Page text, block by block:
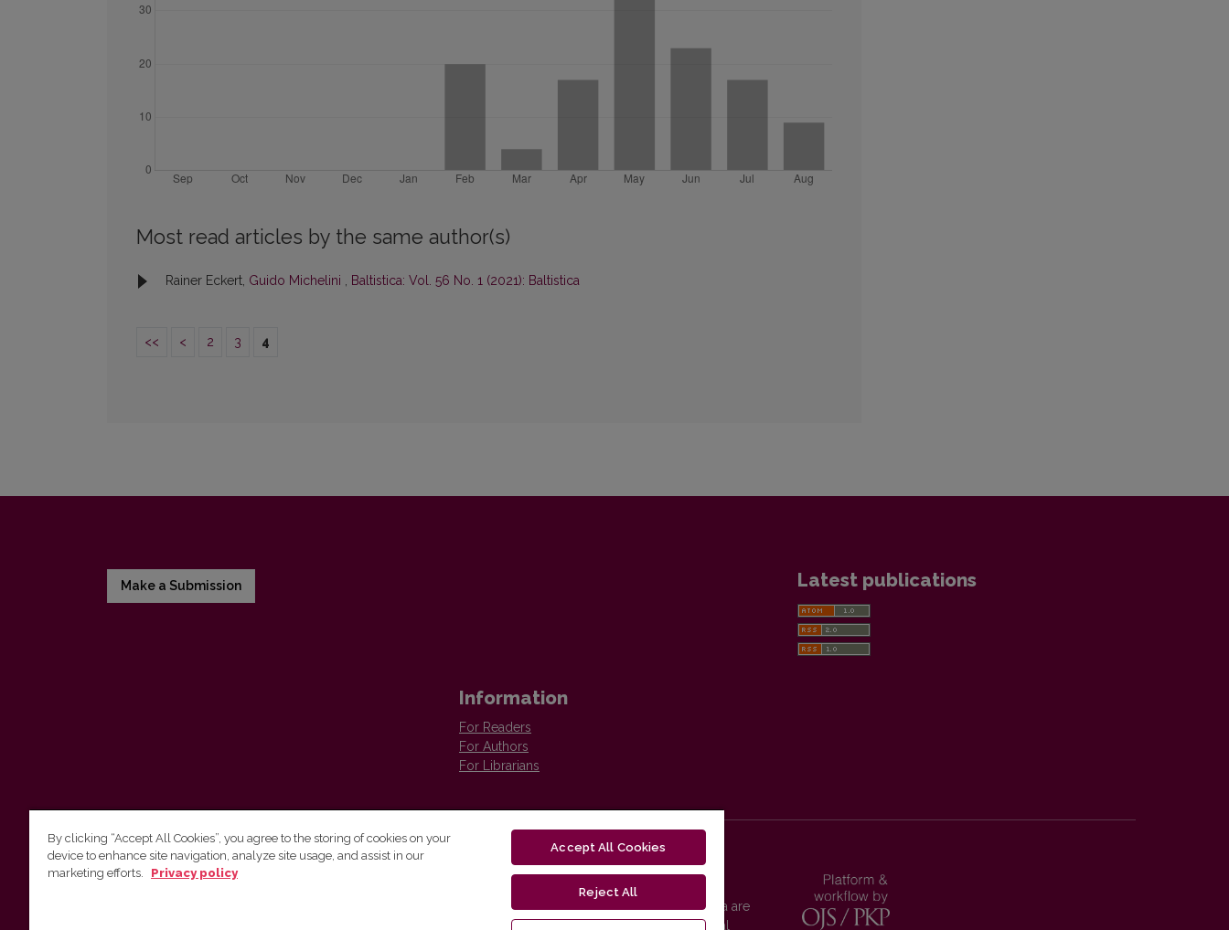
Most read articles by the same author(s)
Rainer Eckert, Guido Michelini , Baltistica: Vol. 56 No. 1 (2021): Baltistica
<< < 2 3 4
Make a Submission Latest publications
Information
For Readers
For Authors
For Librarians
Vilnius University Press
Vilnius University Press platform and metadata are
distributed by
Creative Commons International
By clicking “Accept All Cookies”, you agree to the storing of cookies on your
device to enhance site navigation, analyze site usage, and assist in our
marketing efforts.
Privacy policy
Accept All Cookies
Reject All